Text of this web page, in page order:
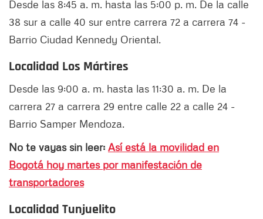
Desde las 8:45 a. m. hasta las 5:00 p. m. De la calle
38 sur a calle 40 sur entre carrera 72 a carrera 74 -
Barrio Ciudad Kennedy Oriental.
Localidad Los Mártires
Desde las 9:00 a. m. hasta las 11:30 a. m. De la
carrera 27 a carrera 29 entre calle 22 a calle 24 -
Barrio Samper Mendoza.
No te vayas sin leer: Así está la movilidad en
Bogotá hoy martes por manifestación de
transportadores
Localidad Tunjuelito